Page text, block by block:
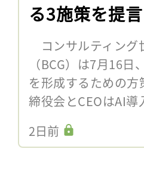
る3施策を提言
コンサルティング
（BCG）は7月16
を形成するための
締役会とCEOはAI
2日前